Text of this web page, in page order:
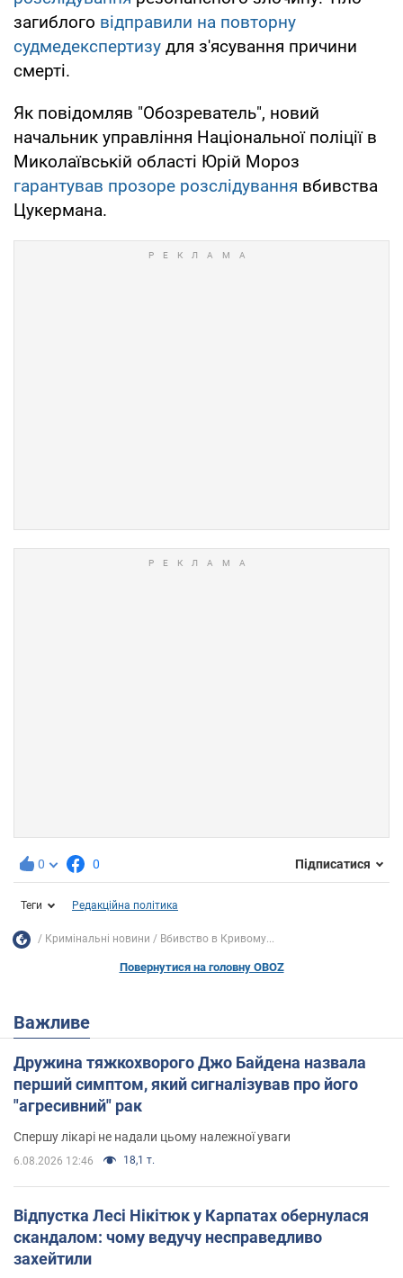
загиблого відправили на повторну
судмедекспертизу для з'ясування причини
смерті.
Як повідомляв "Обозреватель", новий
начальник управління Національної поліції в
Миколаївській області Юрій Мороз
гарантував прозоре розслідування вбивства
Цукермана.
0 0 Підписатися
Теги Редакційна політика
Кримінальні новини Вбивство в Кривому...
Повернутися на головну OBOZ
Важливе
Дружина тяжкохворого Джо Байдена назвала
перший симптом, який сигналізував про його
"агресивний" рак
Спершу лікарі не надали цьому належної уваги
6.08.2026 12:46 18,1 т.
Відпустка Лесі Нікітюк у Карпатах обернулася
скандалом: чому ведучу несправедливо
захейтили